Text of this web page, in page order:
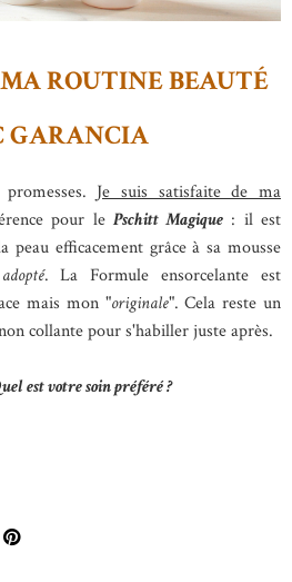
ROUTINE BEAUTÉ
GARANCIA
Je suis satisfaite de ma
pour le Pschitt Magique : il est
efficacement grâce à sa mousse
. La Formule ensorcelante est
mais mon "originale". Cela reste un
collante pour s'habiller juste après.
est votre soin préféré ?